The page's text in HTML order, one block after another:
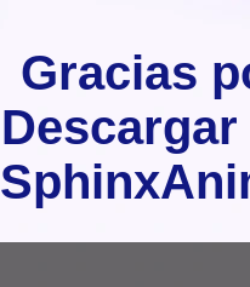
Gracias
Descargar